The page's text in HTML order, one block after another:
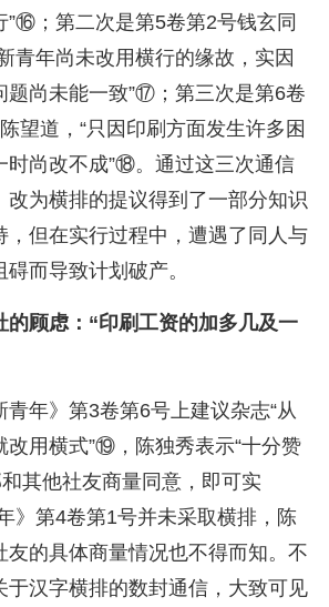
”⑯；第二次是第5卷第2号钱玄同
青年尚未改用横行的缘故，实因
题尚未能一致”⑰；第三次是第6卷
望道，“只因印刷方面发生许多困
时尚改不成”⑱。通过这三次通信
改为横排的提议得到了一部分知识
，但在实行过程中，遭遇了同人与
而导致计划破产。
的顾虑：“印刷工资的加多几及一
青年》第3卷第6号上建议杂志“从
改用横式”⑲，陈独秀表示“十分赞
和其他社友商量同意，即可实
》第4卷第1号并未采取横排，陈
友的具体商量情况也不得而知。不
于汉字横排的数封通信，大致可见